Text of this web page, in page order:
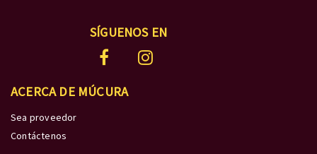
SÍGUENOS EN
ACERCA DE MÚCURA
Sea proveedor
Contáctenos